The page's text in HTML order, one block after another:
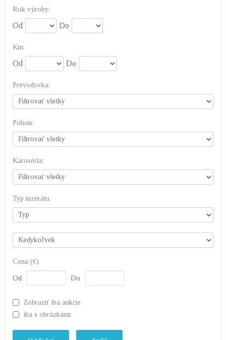
Rok výroby:
Od Do
Km:
Od Do
Prevodovka:
Pohon:
Karoséria:
Typ inzerátu
Cena (€)
Od Do
Zobraziť iba aukcie
iba s obrázkami